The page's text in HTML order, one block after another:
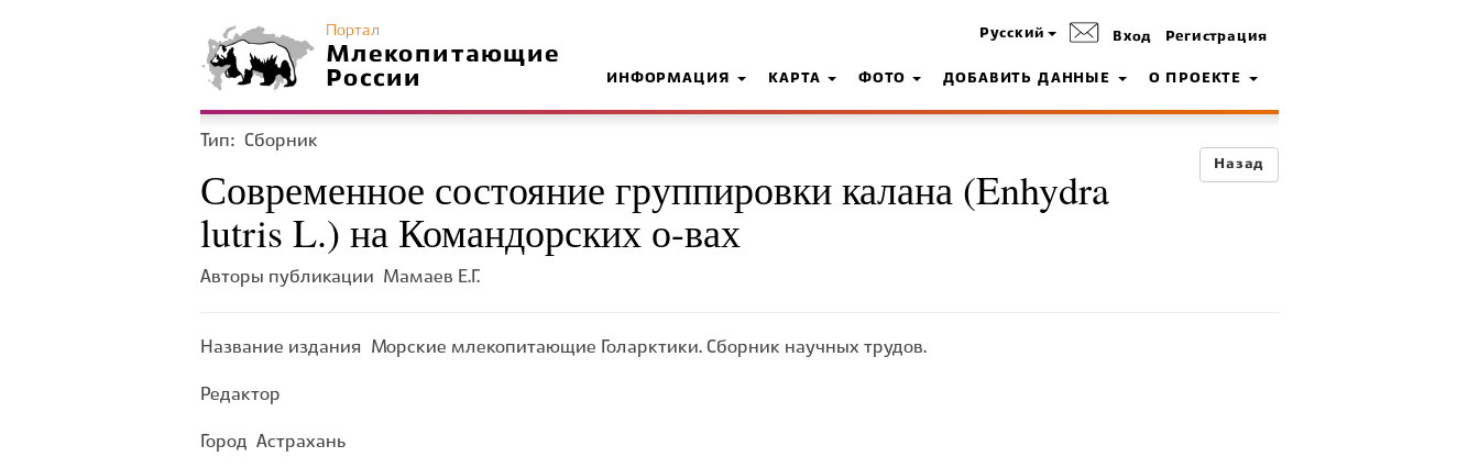
Портал
Млекопитающие
России
Русский Вход Регистрация
ИНФОРМАЦИЯ КАРТА ФОТО ДОБАВИТЬ ДАННЫЕ О ПРОЕКТЕ
Назад
Тип: Сборник
Современное состояние группировки калана (Enhydra
lutris L.) на Командорских о-вах
Авторы публикации Мамаев Е.Г.
Название издания Морские млекопитающие Голарктики. Сборник научных трудов.
Редактор
Город Астрахань